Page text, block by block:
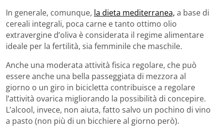
In generale, comunque, la dieta mediterranea, a base di
cereali integrali, poca carne e tanto ottimo olio
extravergine d’oliva è considerata il regime alimentare
ideale per la fertilità, sia femminile che maschile.
Anche una moderata attività fisica regolare, che può
essere anche una bella passeggiata di mezzora al
giorno o un giro in bicicletta contribuisce a regolare
l’attività ovarica migliorando la possibilità di concepire.
L’alcool, invece, non aiuta, fatto salvo un pochino di vino
a pasto (non più di un bicchiere al giorno però).